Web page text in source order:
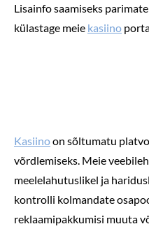
Lisainfo saamiseks
külastage meie kasiino
Kasiinoon sõltumatu
võrdlemiseks. Meie
meelelahutuslikel ja
kontrolli kolmandate
reklaamipakkumisi muuta